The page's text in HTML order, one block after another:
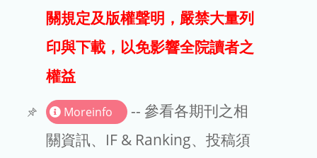
試用
文章處理費
關規定及版權聲明，嚴禁大量列
印與下載，以免影響全院讀者之
權益
Moreinfo
-- 參看各期刊之相
關資訊、IF & Ranking、投稿須